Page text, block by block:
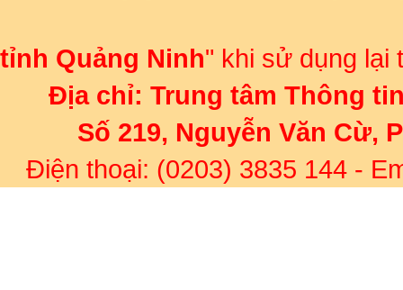
tỉnh Quảng Ninh" khi sử dụng lại
Địa chỉ: Trung tâm Thông
Số 219, Nguyễn Văn Cừ,
Điện thoại: (0203) 3835 144 -